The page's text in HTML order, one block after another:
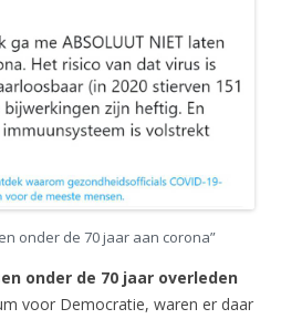
onder de 70 jaar aan corona”
onder de 70 jaar overleden
voor Democratie, waren er daar